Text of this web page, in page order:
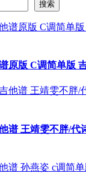
搜索
原版 C调简单版
谱 王靖雯不胖/代